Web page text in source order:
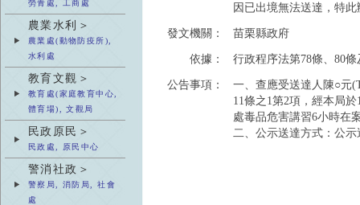
勞青處, 工商處
農業水利＞
農業處(動物防疫所),
水利處
教育文觀＞
教育處(家庭教育中心,
體育場), 文觀局
民政原民＞
民政處, 原民中心
警消社政＞
警察局, 消防局, 社會
處
因已出境無法送達，特
發文機關：
苗栗縣政府
依據：
行政程序法第78條、80條
公告事項：
一、查應受送達人陳○元
11條之1第2項，經本局
處毒品危害講習6小時在
二、公示送達方式：公